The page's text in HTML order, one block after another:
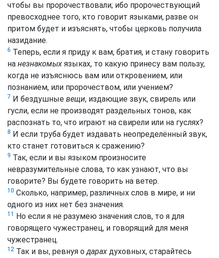
чтобы вы пророчествовали; ибо пророчествующий
превосходнее того, кто говорит языками, разве он
притом будет и изъяснять, чтобы церковь получила
назидание.
6 Теперь, если я приду к вам, братия, и стану говорить
на незнакомых языках, то какую принесу вам пользу,
когда не изъяснюсь вам или откровением, или
познанием, или пророчеством, или учением?
7 И бездушные вещи, издающие звук, свирель или
гусли, если не производят раздельных тонов, как
распознать то, что играют на свирели или на гуслях?
8 И если труба будет издавать неопределённый звук,
кто станет готовиться к сражению?
9 Так, если и вы языком произносите
невразумительные слова, то как узнают, что вы
говорите? Вы будете говорить на ветер.
10 Сколько, например, различных слов в мире, и ни
одного из них нет без значения.
11 Но если я не разумею значения слов, то я для
говорящего чужестранец, и говорящий для меня
чужестранец.
12 Так и вы, ревнуя одарах духовных, старайтесь